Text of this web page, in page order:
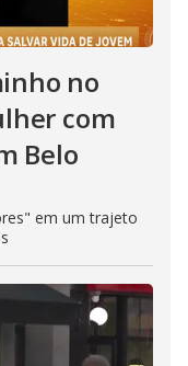
no
com
Belo
em um trajeto